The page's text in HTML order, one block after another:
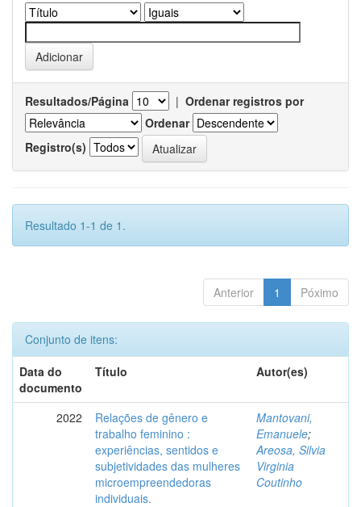
Resultados/Página | Ordenar registros por
Ordenar
Registro(s)
Resultado 1-1 de 1.
Anterior 1 Póximo
Conjunto de itens:
Data do
documento
Título Autor(es)
2022
Relações de gênero e
trabalho feminino :
experiências, sentidos e
subjetividades das mulheres
microempreendedoras
individuais.
Mantovani,
Emanuele;
Areosa, Silvia
Virginia
Coutinho